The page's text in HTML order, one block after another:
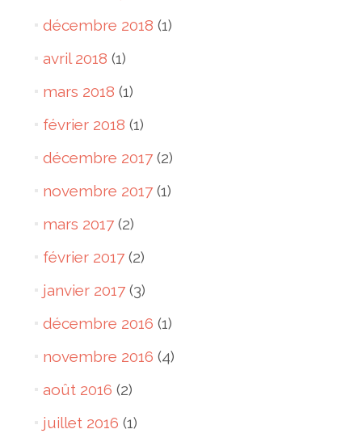
décembre 2018 (1)
avril 2018 (1)
mars 2018 (1)
février 2018 (1)
décembre 2017(2)
novembre 2017(1)
mars 2017(2)
février 2017(2)
janvier 2017(3)
décembre 2016 (1)
novembre 2016 (4)
août 2016 (2)
juillet 2016 (1)